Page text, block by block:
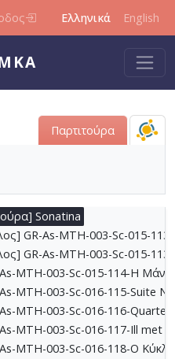
Ελληνικά English
Παρτιτούρα
As-MTH-003-Sc-013-107-
MTH-003-Sc-014-109-Ένα
MTH-003-Sc-014-110-Το
As-MTH-003-Sc-014-112-Suite
As-MTH-003-Sc-015-113-
GR-As-MTH-003-Sc-015-
Sonatina
GR-As-MTH-003-Sc-015-
GR-As-MTH-003-Sc-015-
MTH-003-Sc-015-114-Η
MTH-003-Sc-016-115-Suite
MTH-003-Sc-016-116-
MTH-003-Sc-016-117-Ill met
MTH-003-Sc-016-118-Ο